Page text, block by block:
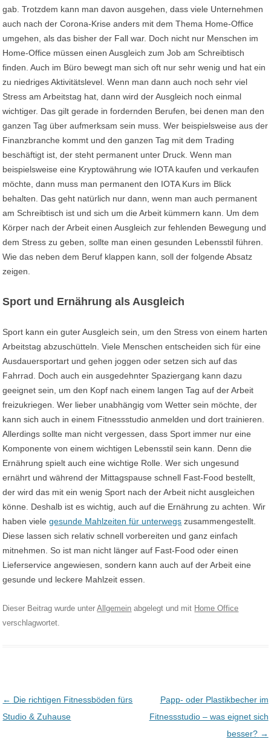
gab. Trotzdem kann man davon ausgehen, dass viele Unternehmen
auch nach der Corona-Krise anders mit dem Thema Home-Office
umgehen, als das bisher der Fall war. Doch nicht nur Menschen im
Home-Office müssen einen Ausgleich zum Job am Schreibtisch
finden. Auch im Büro bewegt man sich oft nur sehr wenig und hat ein
zu niedriges Aktivitätslevel. Wenn man dann auch noch sehr viel
Stress am Arbeitstag hat, dann wird der Ausgleich noch einmal
wichtiger. Das gilt gerade in fordernden Berufen, bei denen man den
ganzen Tag über aufmerksam sein muss. Wer beispielsweise aus der
Finanzbranche kommt und den ganzen Tag mit dem Trading
beschäftigt ist, der steht permanent unter Druck. Wenn man
beispielsweise eine Kryptowährung wie IOTA kaufen und verkaufen
möchte, dann muss man permanent den IOTA Kurs im Blick
behalten. Das geht natürlich nur dann, wenn man auch permanent
am Schreibtisch ist und sich um die Arbeit kümmern kann. Um dem
Körper nach der Arbeit einen Ausgleich zur fehlenden Bewegung und
dem Stress zu geben, sollte man einen gesunden Lebensstil führen.
Wie das neben dem Beruf klappen kann, soll der folgende Absatz
zeigen.
Sport und Ernährung als Ausgleich
Sport kann ein guter Ausgleich sein, um den Stress von einem harten
Arbeitstag abzuschütteln. Viele Menschen entscheiden sich für eine
Ausdauersportart und gehen joggen oder setzen sich auf das
Fahrrad. Doch auch ein ausgedehnter Spaziergang kann dazu
geeignet sein, um den Kopf nach einem langen Tag auf der Arbeit
freizukriegen. Wer lieber unabhängig vom Wetter sein möchte, der
kann sich auch in einem Fitnessstudio anmelden und dort trainieren.
Allerdings sollte man nicht vergessen, dass Sport immer nur eine
Komponente von einem wichtigen Lebensstil sein kann. Denn die
Ernährung spielt auch eine wichtige Rolle. Wer sich ungesund
ernährt und während der Mittagspause schnell Fast-Food bestellt,
der wird das mit ein wenig Sport nach der Arbeit nicht ausgleichen
könne. Deshalb ist es wichtig, auch auf die Ernährung zu achten. Wir
haben vielegesunde Mahlzeiten für unterwegs zusammengestellt.
Diese lassen sich relativ schnell vorbereiten und ganz einfach
mitnehmen. So ist man nicht länger auf Fast-Food oder einen
Lieferservice angewiesen, sondern kann auch auf der Arbeit eine
gesunde und leckere Mahlzeit essen.
Dieser Beitrag wurde unterAllgemein abgelegt und mit Home Office
verschlagwortet.
Post navigation
← Die richtigen Fitnessböden fürs
Studio & Zuhause
Papp- oder Plastikbecher im
Fitnessstudio – was eignet sich
besser? →